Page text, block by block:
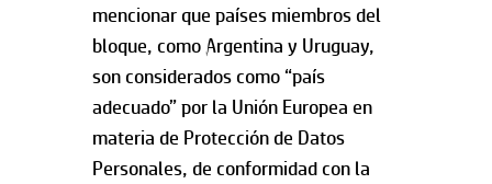
mencionar que países miembros del
bloque, como Argentina y Uruguay,
son considerados como “país
adecuado” por la Unión Europea en
materia de Protección de Datos
Personales, de conformidad con la